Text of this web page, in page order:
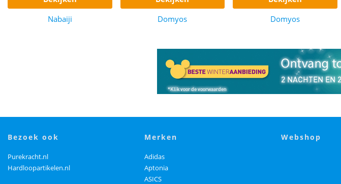
Nabaiji
Domyos
Domyos
bezoek ook
Purekracht.nl
Hardloopartikelen.nl
merken
Adidas
Aptonia
ASICS
webshop